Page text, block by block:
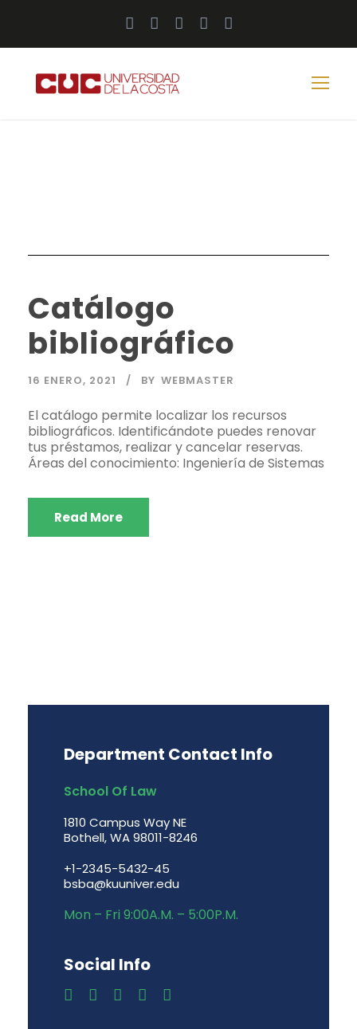
Catálogo
bibliográfico
16 ENERO, 2021 BY WEBMASTER
El catálogo permite localizar los recursos
bibliográficos. Identificándote puedes renovar
tus préstamos, realizar y cancelar reservas.
Áreas del conocimiento: Ingeniería de Sistemas
Read More
Department Contact Info
School Of Law
1810 Campus Way NE
Bothell, WA 98011-8246
+1-2345-5432-45
bsba@kuuniver.edu
Mon – Fri 9:00A.M. – 5:00P.M.
Social Info